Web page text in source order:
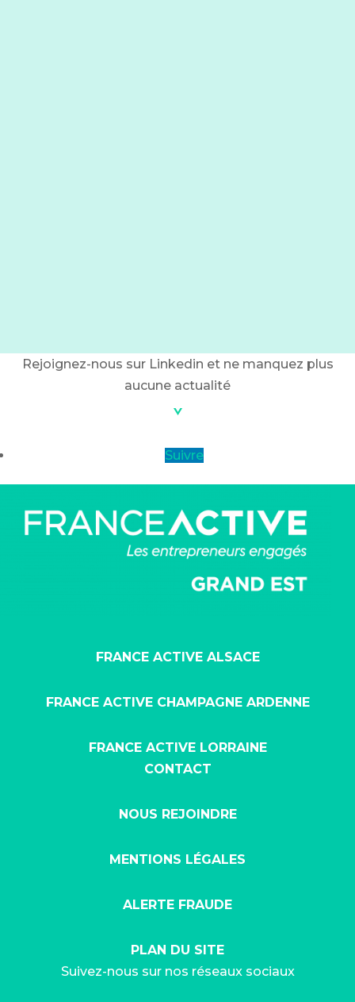
Rejoignez-nous sur Linkedin et ne manquez plus
aucune actualité
Suivre
FRANCE ACTIVE ALSACE
FRANCE ACTIVE CHAMPAGNE ARDENNE
FRANCE ACTIVE LORRAINE
CONTACT
NOUS REJOINDRE
MENTIONS LÉGALES
ALERTE FRAUDE
PLAN DU SITE
Suivez-nous sur nos réseaux sociaux